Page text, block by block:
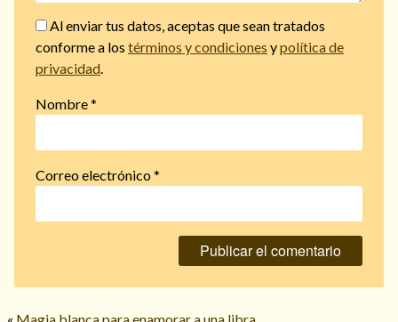
Al enviar tus datos, aceptas que sean tratados
conforme a los términos y condiciones ypolítica de
privacidad
Nombre*
Correo electrónico*
« Magia blanca para enamorar a una libra